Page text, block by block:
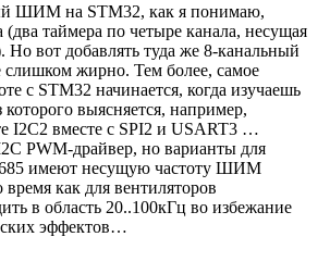
ШИМ на STM32, как я понимаю,
таймера по четыре канала, несущая
Но вот добавлять туда же 8-канальный
слишком жирно. Тем более, самое
с STM32 начинается, когда изучаешь
выясняется, например,
I2C2 вместе с SPI2 и USART3 …
PWM-драйвер, но варианты для
имеют несущую частоту ШИМ
как для вентиляторов
в область 20..100кГц во избежание
эффектов…